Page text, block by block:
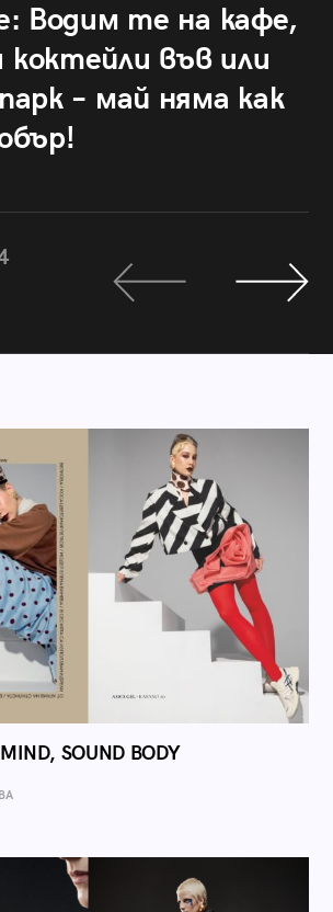
Водим те на кафе,
във или
– май няма как
SOUND BODY